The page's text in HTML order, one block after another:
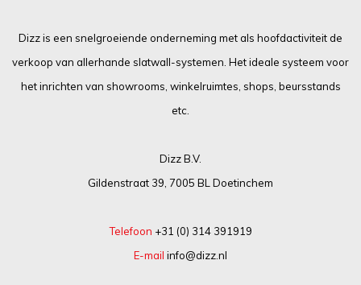
Dizz is een snelgroeiende onderneming met als hoofdactiviteit de
verkoop van allerhande slatwall-systemen. Het ideale systeem voor
het inrichten van showrooms, winkelruimtes, shops, beursstands
etc.
Dizz B.V.
Gildenstraat 39, 7005 BL Doetinchem
Telefoon +31 (0) 314 391919
E-mail info@dizz.nl